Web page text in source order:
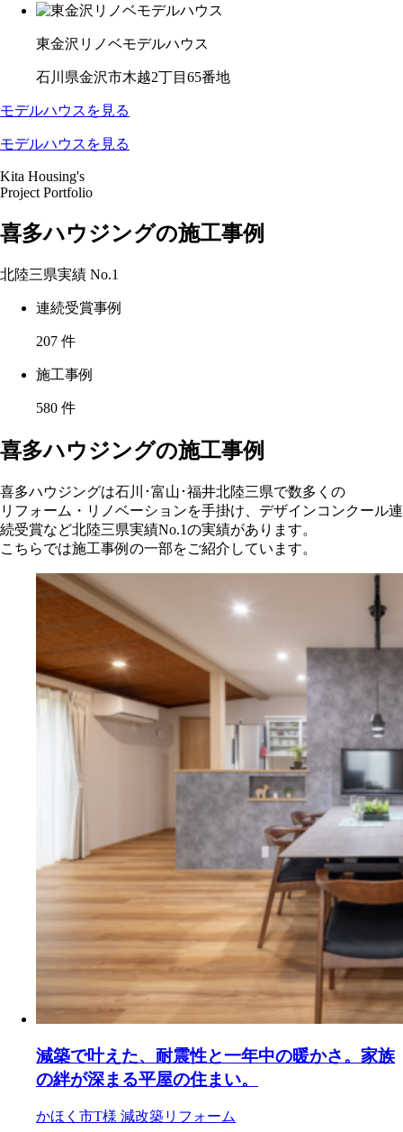
東金沢リノベモデルハウス
石川県金沢市木越2丁目65番地
モデルハウスを見る
モデルハウスを見る
Kita Housing's
Project Portfolio
喜多ハウジングの施工事例
北陸三県実績 No.1
連続受賞事例
207 件
施工事例
580 件
喜多ハウジングの施工事例
喜多ハウジングは石川･富山･福井北陸三県で数多くの
リフォーム・リノベーションを手掛け、デザインコンクール連
続受賞など北陸三県実績No.1の実績があります。
こちらでは施工事例の一部をご紹介しています。
減築で叶えた、耐震性と一年中の暖かさ。家族
の絆が深まる平屋の住まい。
かほく市T様 減改築リフォーム